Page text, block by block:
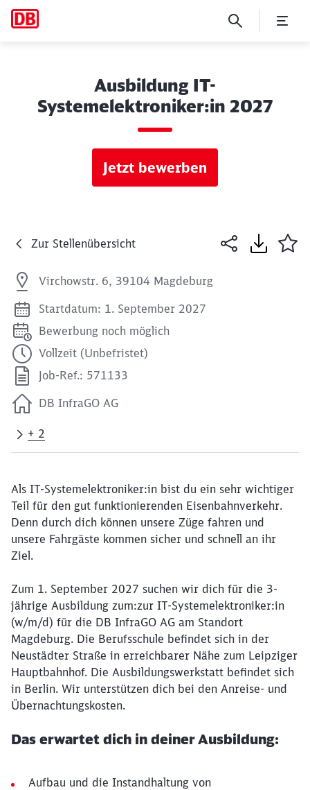
Ausbildung IT-
Systemelektroniker:in 2027
Jetzt bewerben
Zur Stellenübersicht
Virchowstr. 6, 39104 Magdeburg
Startdatum: 1. September 2027
Bewerbung noch möglich
Vollzeit (Unbefristet)
Job-Ref.: 571133
DB InfraGO AG
+ 2
Als IT-Systemelektroniker:in bist du ein sehr wichtiger
Teil für den gut funktionierenden Eisenbahnverkehr.
Denn durch dich können unsere Züge fahren und
unsere Fahrgäste kommen sicher und schnell an ihr
Ziel.
Zum 1. September 2027 suchen wir dich für die 3-
jährige Ausbildung zum:zur IT-Systemelektroniker:in
(w/m/d) für die DB InfraGO AG am Standort
Magdeburg. Die Berufsschule befindet sich in der
Neustädter Straße in erreichbarer Nähe zum Leipziger
Hauptbahnhof. Die Ausbildungswerkstatt befindet sich
in Berlin. Wir unterstützen dich bei den Anreise- und
Übernachtungskosten.
Das erwartet dich in deiner Ausbildung:
Aufbau und die Instandhaltung von